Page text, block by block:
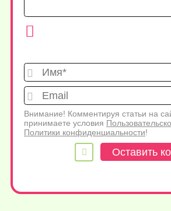
Внимание! Комментируя статьи на
принимаете условия
Политики конфиденциальности!